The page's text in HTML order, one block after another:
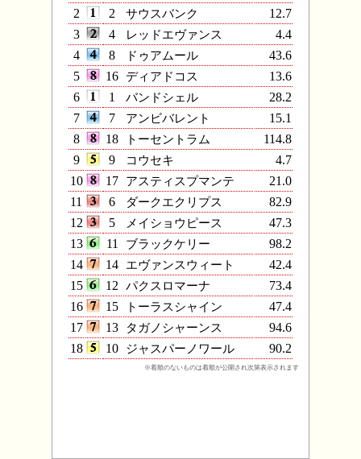
2
2 サウスバンク
12.7
3
4 レッドエヴァンス
4.4
4
8 ドゥアムール
43.6
5
16 ディアドコス
13.6
6
1 バンドシェル
28.2
7
7 アンビバレント
15.1
8
18 トーセントラム
114.8
9
9 コウセキ
4.7
10
17 アスティスプマンテ
21.0
11
6 ダークエクリプス
82.9
12
5 メイショウピース
47.3
13
11 ブラックケリー
98.2
14
14 エヴァンスウィート
42.4
15
12 パクスロマーナ
73.4
16
15 トーラスシャイン
47.4
17
13 タガノシャーンス
94.6
18
10 ジャスパーノワール 90.2
※着順のないものは着順が公開され次第表示されます